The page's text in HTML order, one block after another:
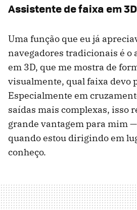
Assistente de faixa em 3D
Uma função que eu já
navegadores tradicionais é o
em 3D, que me mostra de
visualmente, qual faixa devo
Especialmente em
saídas mais complexas, isso
grande vantagem para mim
quando estou dirigindo em
conheço.